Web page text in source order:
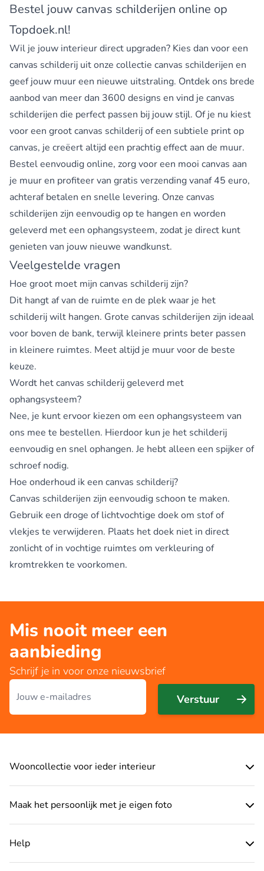
Bestel jouw canvas schilderijen online op
Topdoek.nl!
Wil je jouw interieur direct upgraden? Kies dan voor een
canvas schilderij uit onze collectie canvas schilderijen en
geef jouw muur een nieuwe uitstraling. Ontdek ons brede
aanbod van meer dan 3600 designs en vind je canvas
schilderijen die perfect passen bij jouw stijl. Of je nu kiest
voor een groot canvas schilderij of een subtiele print op
canvas, je creëert altijd een prachtig effect aan de muur.
Bestel eenvoudig online, zorg voor een mooi canvas aan
je muur en profiteer van gratis verzending vanaf 45 euro,
achteraf betalen en snelle levering. Onze canvas
schilderijen zijn eenvoudig op te hangen en worden
geleverd met een ophangsysteem, zodat je direct kunt
genieten van jouw nieuwe wandkunst.
Veelgestelde vragen
Hoe groot moet mijn canvas schilderij zijn?
Dit hangt af van de ruimte en de plek waar je het
schilderij wilt hangen. Grote canvas schilderijen zijn ideaal
voor boven de bank, terwijl kleinere prints beter passen
in kleinere ruimtes. Meet altijd je muur voor de beste
keuze.
Wordt het canvas schilderij geleverd met
ophangsysteem?
Nee, je kunt ervoor kiezen om een ophangsysteem van
ons mee te bestellen. Hierdoor kun je het schilderij
eenvoudig en snel ophangen. Je hebt alleen een spijker of
schroef nodig.
Hoe onderhoud ik een canvas schilderij?
Canvas schilderijen zijn eenvoudig schoon te maken.
Gebruik een droge of lichtvochtige doek om stof of
vlekjes te verwijderen. Plaats het doek niet in direct
zonlicht of in vochtige ruimtes om verkleuring of
kromtrekken te voorkomen.
Mis nooit meer een
aanbieding
Schrijf je in voor onze nieuwsbrief
E-mailadres
Verstuur
Wooncollectie voor ieder interieur
Maak het persoonlijk met je eigen foto
Help